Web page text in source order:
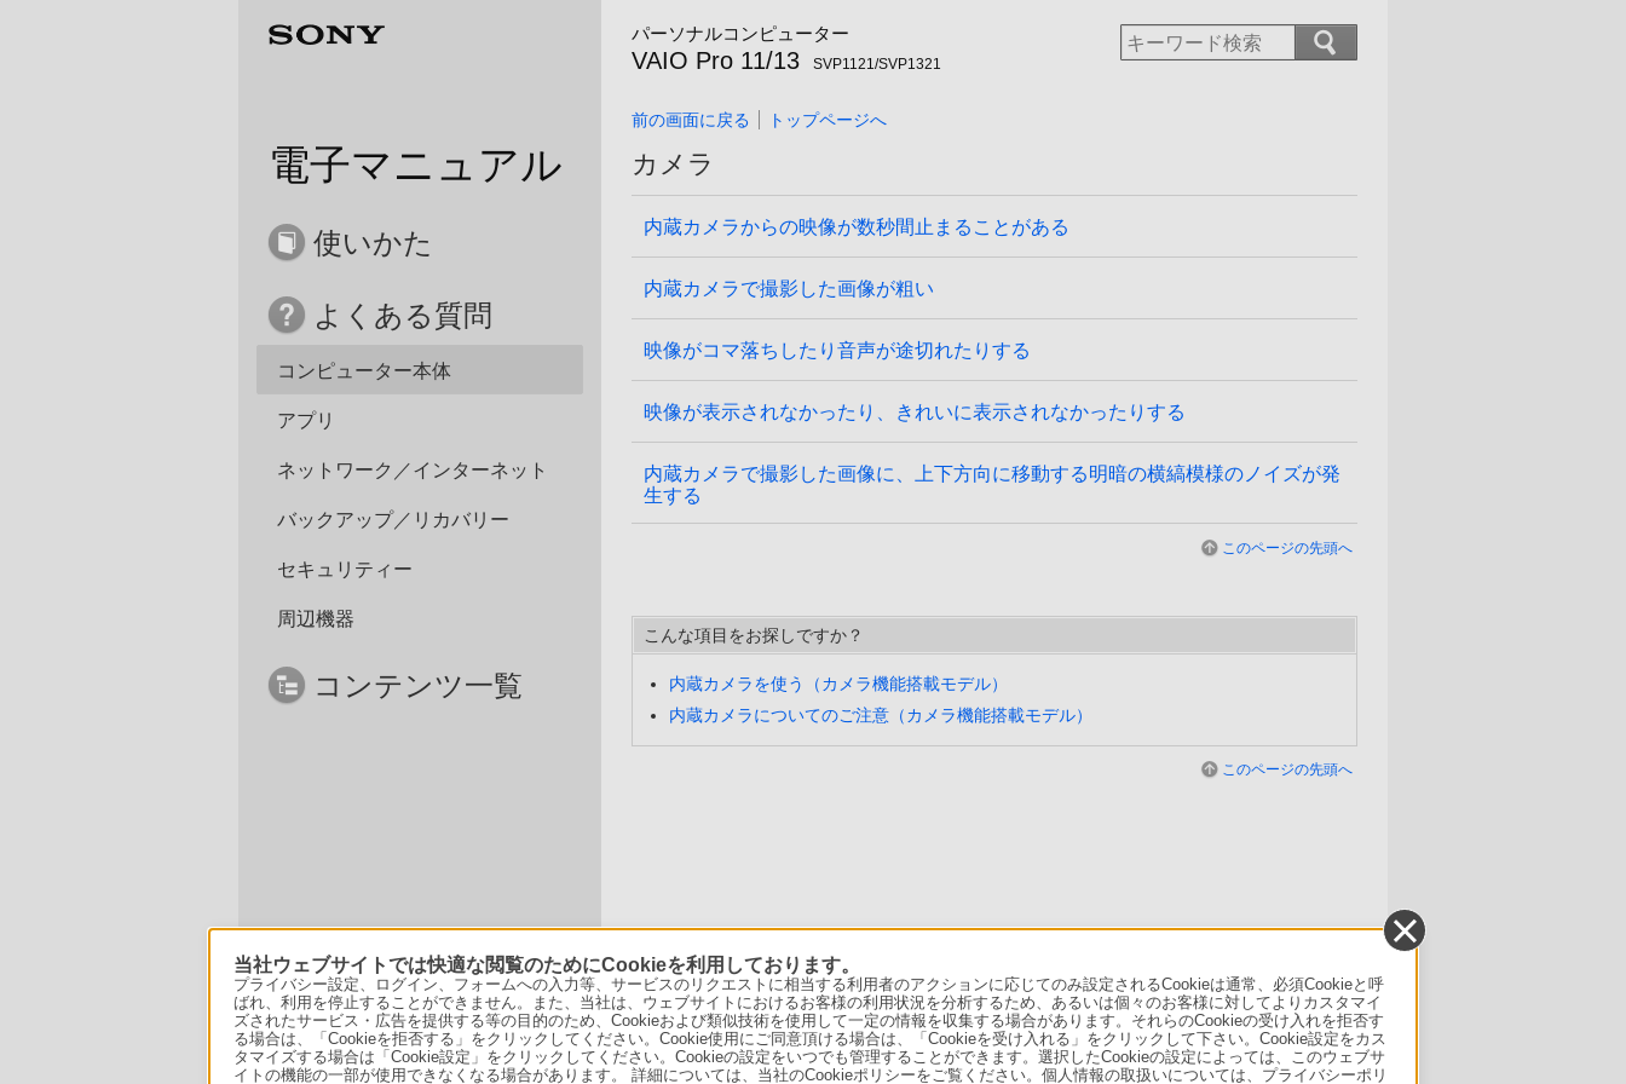
電子マニュアル
使いかた
よくある質問
コンピューター本体
アプリ
ネットワーク／インターネット
バックアップ／リカバリー
セキュリティー
周辺機器
コンテンツ一覧
パーソナルコンピューター
VAIO Pro 11/13 SVP1121/SVP1321
前の画面に戻る トップページへ
カメラ
内蔵カメラからの映像が数秒間止まることがある
内蔵カメラで撮影した画像が粗い
映像がコマ落ちしたり音声が途切れたりする
映像が表示されなかったり、きれいに表示されなかったりする
内蔵カメラで撮影した画像に、上下方向に移動する明暗の横縞模様のノイズが発
生する
このページの先頭へ
こんな項目をお探しですか？
内蔵カメラを使う（カメラ機能搭載モデル）
内蔵カメラについてのご注意（カメラ機能搭載モデル）
このページの先頭へ
当社ウェブサイトでは快適な閲覧のためにCookieを利用しております。
プライバシー設定、ログイン、フォームへの入力等、サービスのリクエストに相当する利用者のアクションに応じてのみ設定されるCookieは通常、必須Cookieと呼
ばれ、利用を停止することができません。また、当社は、ウェブサイトにおけるお客様の利用状況を分析するため、あるいは個々のお客様に対してよりカスタマイ
ズされたサービス・広告を提供する等の目的のため、Cookieおよび類似技術を使用して一定の情報を収集する場合があります。それらのCookieの受け入れを拒否す
る場合は、「Cookieを拒否する」をクリックしてください。Cookie使用にご同意頂ける場合は、「Cookieを受け入れる」をクリックして下さい。Cookie設定をカス
タマイズする場合は「Cookie設定」をクリックしてください。Cookieの設定をいつでも管理することができます。選択したCookieの設定によっては、このウェブサ
イトの機能の一部が使用できなくなる場合があります。 詳細については、当社のCookieポリシーをご覧ください。個人情報の取扱いについては、プライバシーポリ